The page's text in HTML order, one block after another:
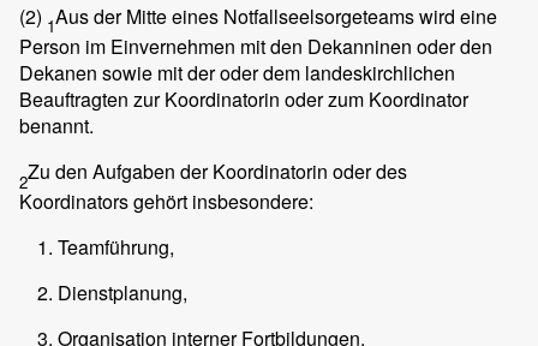
(2) 1Aus der Mitte eines Notfallseelsorgeteams wird eine
Person im Einvernehmen mit den Dekanninen oder den
Dekanen sowie mit der oder dem landeskirchlichen
Beauftragten zur Koordinatorin oder zum Koordinator
benannt.
2Zu den Aufgaben der Koordinatorin oder des
Koordinators gehört insbesondere:
Teamführung,
Dienstplanung,
Organisation interner Fortbildungen,